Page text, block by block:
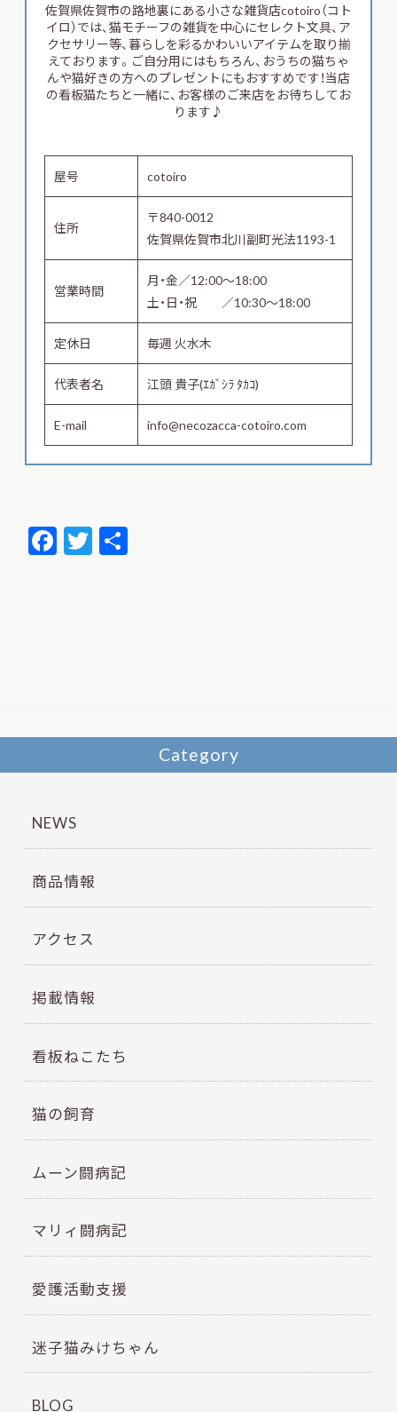
佐賀県佐賀市の路地裏にある小さな雑貨店cotoiro（コト
イロ）では、猫モチーフの雑貨を中心にセレクト文具、ア
クセサリー等、暮らしを彩るかわいいアイテムを取り揃
えております。ご自分用にはもちろん、おうちの猫ちゃ
んや猫好きの方へのプレゼントにもおすすめです！当店
の看板猫たちと一緒に、お客様のご来店をお待ちしてお
ります♪
屋号 cotoiro
住所
〒840-0012
佐賀県佐賀市北川副町光法1193-1
営業時間
月・金／12:00～18:00
土・日・祝 ／10:30～18:00
定休日 毎週 火水木
代表者名 江頭 貴子(ｴｶﾞｼﾗ ﾀｶｺ)
E-mail info@necozacca-cotoiro.com
F
ac
T
w
Category
NEWS
商品情報
アクセス
掲載情報
看板ねこたち
猫の飼育
ムーン闘病記
マリィ闘病記
愛護活動支援
迷子猫みけちゃん
BLOG